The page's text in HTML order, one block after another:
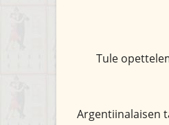
Tule
Argentiinalaisen